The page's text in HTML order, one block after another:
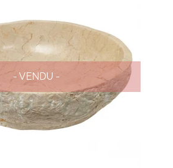
- VENDU -